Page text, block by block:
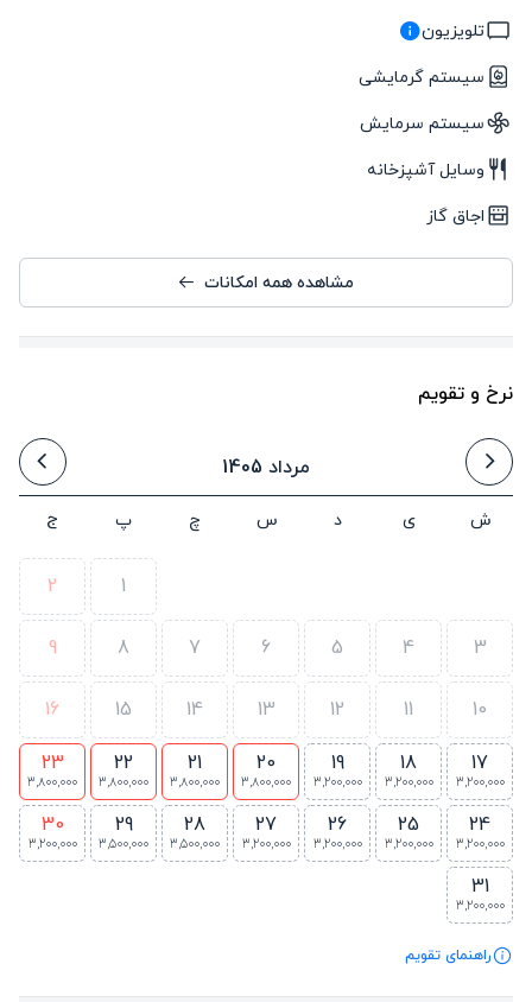
تلویزیون
سیستم گرمایشی
سیستم سرمایش
وسایل آشپزخانه
اجاق گاز
مشاهده همه امکانات
نرخ و تقویم
مرداد 1405
ش ی د س چ پ ج
1
2
3
4
5
6
7
8
9
10
11
12
13
14
15
16
17
3,200,000
18
3,200,000
19
3,200,000
20
3,800,000
21
3,800,000
22
3,800,000
23
3,800,000
24
3,200,000
25
3,200,000
26
3,200,000
27
3,200,000
28
3,500,000
29
3,500,000
30
3,200,000
31
3,200,000
راهنمای تقویم